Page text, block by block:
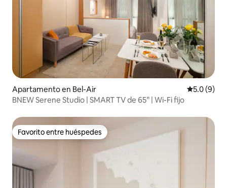
Apartamento en Bel-Air
5.0 (9)
BNEW Serene Studio | SMART TV de 65” | Wi-Fi fijo
Favorito entre huéspedes
Favorito entre huéspedes